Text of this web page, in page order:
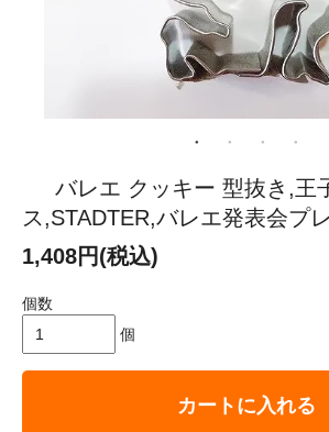
バレエ クッキー 型抜き,王
ス,STADTER,バレエ発表会プ
1,408円(税込)
個数
個
カートに入れる